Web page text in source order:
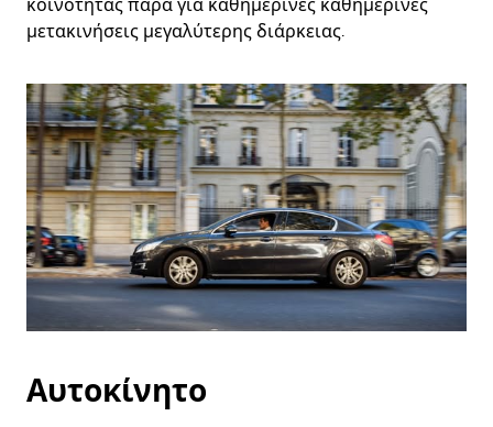
κοινότητας παρά για καθημερινές καθημερινές
μετακινήσεις μεγαλύτερης διάρκειας.
Αυτοκίνητο